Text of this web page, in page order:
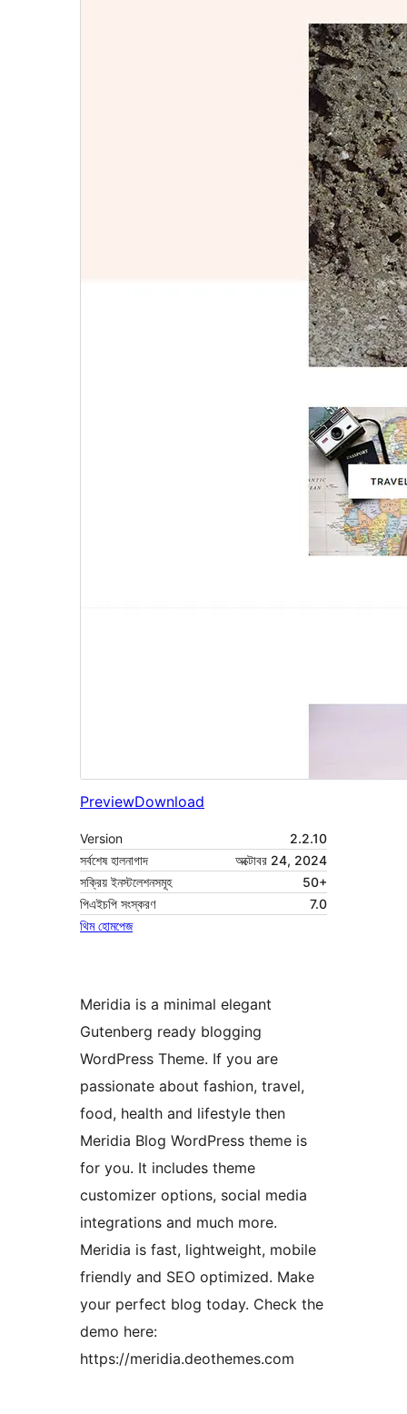
PreviewDownload
Version
2.2.10
সর্বশেষ হালনাগাদ
অক্টোবর 24, 2024
সক্রিয় ইনস্টলেশনসমূহ
50+
পিএইচপি সংস্করণ
7.0
থিম হোমপেজ
Meridia is a minimal elegant
Gutenberg ready blogging
WordPress Theme. If you are
passionate about fashion, travel,
food, health and lifestyle then
Meridia Blog WordPress theme is
for you. It includes theme
customizer options, social media
integrations and much more.
Meridia is fast, lightweight, mobile
friendly and SEO optimized. Make
your perfect blog today. Check the
demo here:
https://meridia.deothemes.com